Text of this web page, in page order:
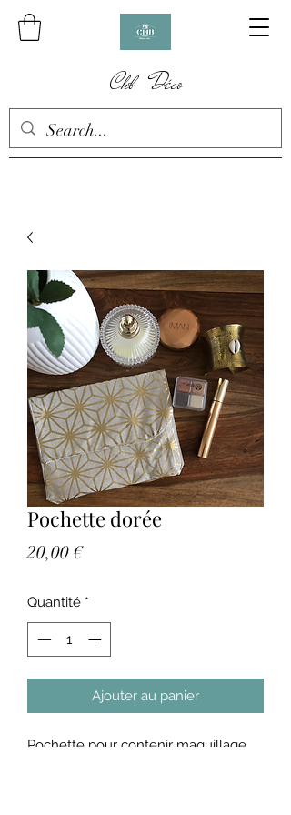
Chb Déco
Pochette dorée
20,00 €Prix
Quantité *
Ajouter au panier
Pochette pour contenir maquillage,